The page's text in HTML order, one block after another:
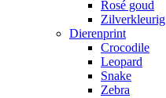
Rosé goud
Zilverkleurig
Dierenprint
Crocodile
Leopard
Snake
Zebra